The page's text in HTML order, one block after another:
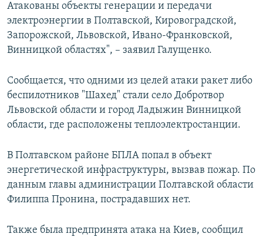
Атакованы объекты генерации и передачи
электроэнергии в Полтавской, Кировоградской,
Запорожской, Львовской, Ивано-Франковской,
Винницкой областях", – заявил Галущенко.
Сообщается, что одними из целей атаки ракет либо
беспилотников "Шахед" стали село Добротвор
Львовской области и город Ладыжин Винницкой
области, где расположены теплоэлектростанции.
В Полтавском районе БПЛА попал в объект
энергетической инфраструктуры, вызвав пожар. По
данным главы администрации Полтавской области
Филиппа Пронина, пострадавших нет.
Также была предпринята атака на Киев, сообщил